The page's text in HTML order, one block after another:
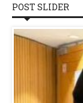
POST SLIDER